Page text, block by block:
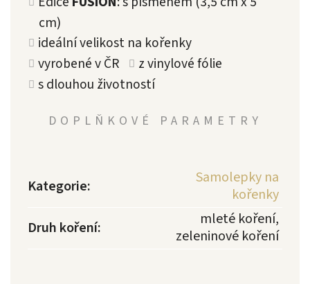
cm)
ideální velikost na kořenky
vyrobené v ČR
z vinylové fólie
s dlouhou životností
DOPLŇKOVÉ PARAMETRY
Kategorie:
Samolepky na
kořenky
Druh koření:
mleté koření,
zeleninové koření